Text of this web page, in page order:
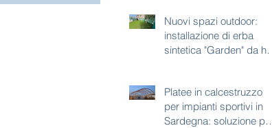
Nuovi spazi outdoor:
installazione di erba
sintetica "Garden" da h35
Platee in calcestruzzo
per impianti sportivi in
Sardegna: soluzione per